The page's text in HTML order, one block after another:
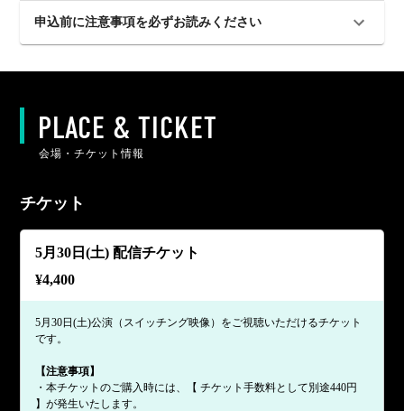
申込前に注意事項を必ずお読みください
PLACE & TICKET
会場・チケット情報
チケット
5月30日(土) 配信チケット
¥4,400
5月30日(土)公演（スイッチング映像）をご視聴いただけるチケット
です。
【注意事項】
・本チケットのご購入時には、【 チケット手数料として別途440円
】が発生いたします。